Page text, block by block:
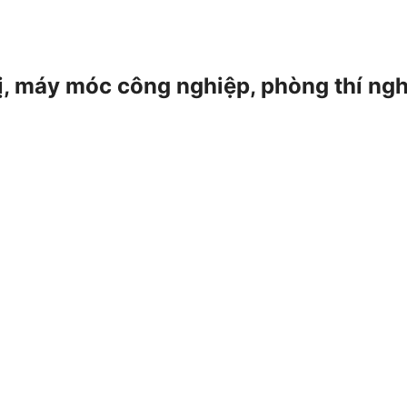
máy móc công nghiệp, phòng thí